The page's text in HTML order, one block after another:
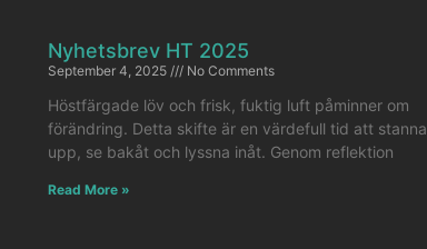
Nyhetsbrev HT 2025
September 4, 2025 No Comments
Höstfärgade löv och frisk, fuktig luft påminner om
förändring. Detta skifte är en värdefull tid att stanna
upp, se bakåt och lyssna inåt. Genom reflektion
Read More »